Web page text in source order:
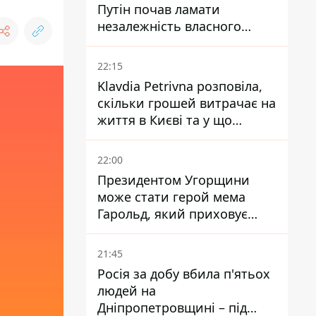
Путін почав ламати
незалежність власного
Центробанку, змусивши
знизити базову ставку
22:15
Klavdia Petrivna розповіла,
скільки грошей витрачає на
життя в Києві та у що
вкладає мільйони
22:00
Президентом Угорщини
може стати герой мема
Гарольд, який приховує
біль – він очолив народне
голосування
21:45
Росія за добу вбила п'ятьох
людей на
Дніпропетровщині – під